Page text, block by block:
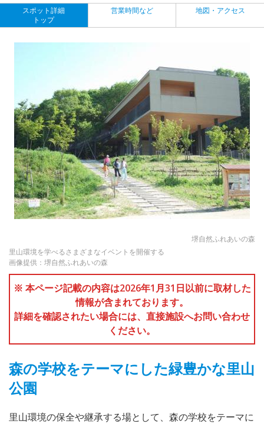
スポット詳細
トップ
営業時間など 地図・アクセス
堺自然ふれあいの森
里山環境を学べるさまざまなイベントを開催する
画像提供：堺自然ふれあいの森
※ 本ページ記載の内容は2026年1月31日以前に取材した
情報が含まれております。
詳細を確認されたい場合には、直接施設へお問い合わせ
ください。
森の学校をテーマにした緑豊かな里山
公園
里山環境の保全や継承する場として、森の学校をテーマに